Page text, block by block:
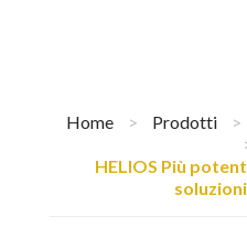
Home > Prodotti >
HELIOS Più